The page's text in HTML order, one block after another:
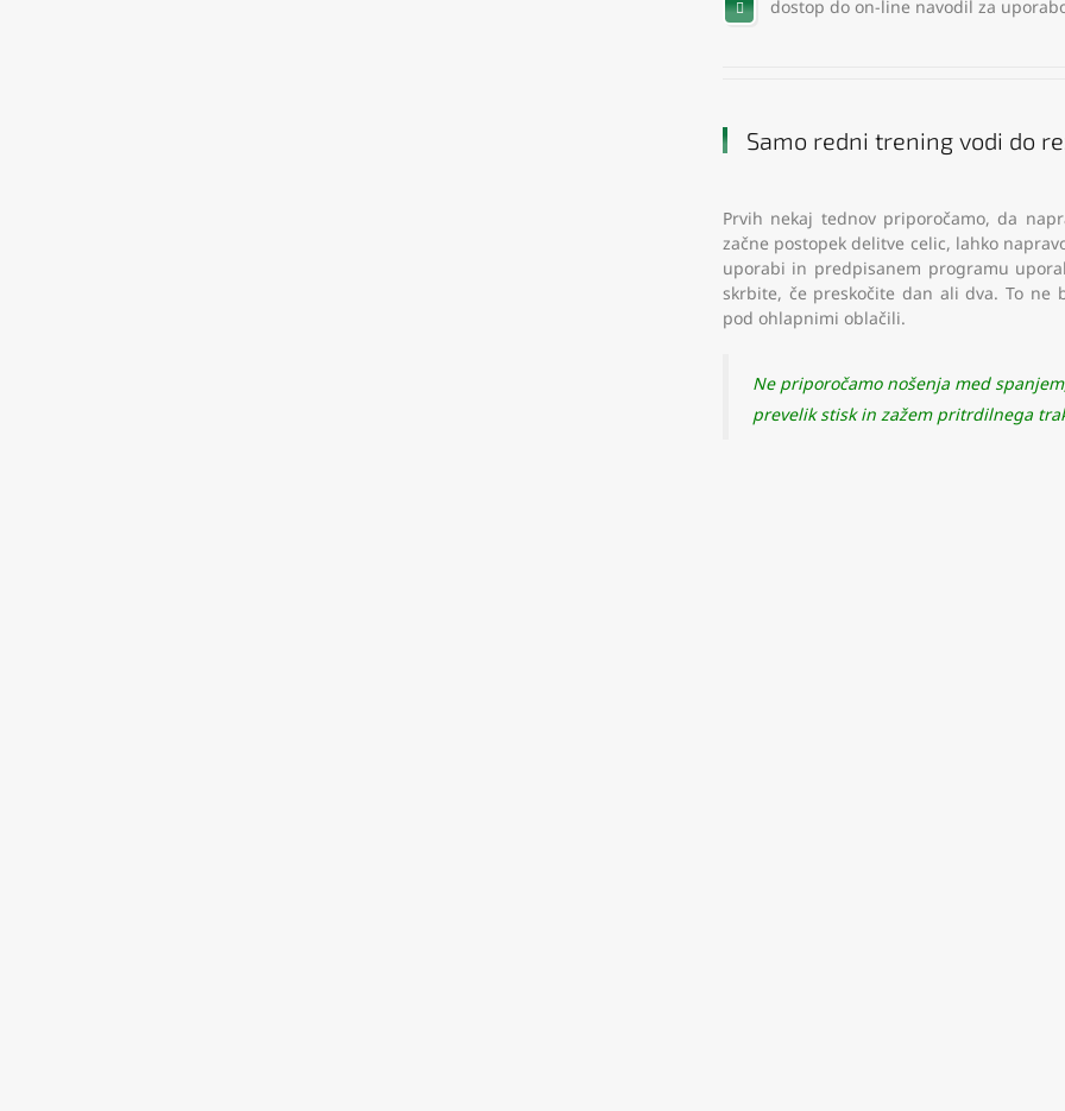
dostop do on-line navodil za
Samo redni trening vodi do
Prvih nekaj tednov priporočamo, da
začne postopek delitve celic, lahko
uporabi in predpisanem programu
skrbite, če preskočite dan ali dva. To ne
pod ohlapnimi oblačili.
Ne priporočamo nošenja med
prevelik stisk in zažem pritrdilnega